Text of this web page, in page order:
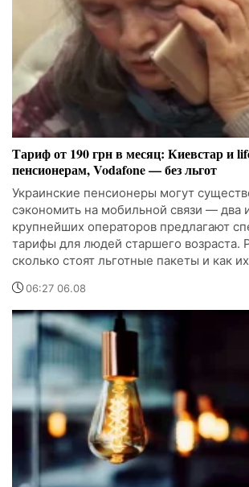
Тариф от 190 грн в месяц: Киевстар и
пенсионерам, Vodafone — без льгот
Украинские пенсионеры могут
сэкономить на мобильной связи — два
крупнейших операторов предлагают
тарифы для людей старшего возраста.
сколько стоят льготные пакеты и как
06:27 06.08